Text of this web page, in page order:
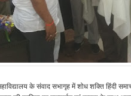
के संवाद सभागृह में शोध शक्ति हिंदी